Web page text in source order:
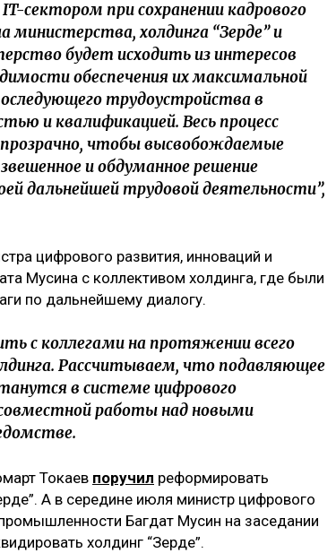
сектором при сохранении кадрового
холдинга “Зерде” и
будет исходить из интересов
обеспечения их максимальной
трудоустройства в
и квалификацией. Весь процесс
чтобы высвобождаемые
и обдуманное решение
дальнейшей трудовой деятельности”,
цифрового развития, инноваций и
Мусина с коллективом холдинга, где были
по дальнейшему диалогу.
с коллегами на протяжении всего
Рассчитываем, что подавляющее
в системе цифрового
работы над новыми
Токаев поручил реформировать
А в середине июля министр цифрового
Багдат Мусин на заседании
холдинг “Зерде”.